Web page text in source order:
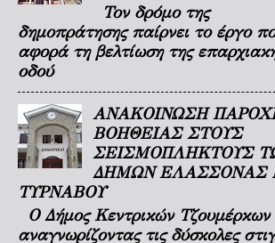
Τον δρόμο της
δημοπράτησης παίρνει το έργο
αφορά τη βελτίωση της
οδού
ΑΝΑΚΟΙΝΩΣΗ
ΒΟΗΘΕΙΑΣ ΣΤΟΥΣ
ΣΕΙΣΜΟΠΛΗΚΤΟΥΣ
ΔΗΜΩΝ ΕΛΑΣΣΟΝΑΣ
ΤΥΡΝΑΒΟΥ
Ο Δήμος Κεντρικών Τζουμέρκων
αναγνωρίζοντας τις δύσκολες